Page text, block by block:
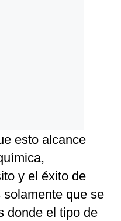
esto alcance
y el éxito de
que se
donde el tipo de